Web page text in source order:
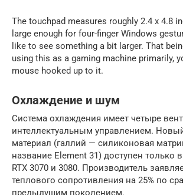
The touchpad measures roughly 2.4 x 4.8
large enough for four-finger Windows
like to see something a bit larger. That
using this as a gaming machine primarily,
mouse hooked up to it.
Охлаждение и шум
Система охлаждения имеет четыре
интеллектуальным управлением.
материал (галлий — силиконовая
название Element 31) доступен только
RTX 3070 и 3080. Производитель
теплового сопротивления на 25% по
предыдущим поколением.